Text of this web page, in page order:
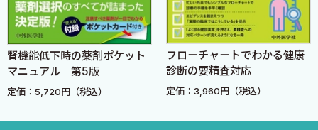
皆さまの診療の一助となれば，著者冥利に尽きます．
2026年4月
谷口智基
第一印象は？
腎臓診療フローチャート：尿検査異常の再現性
腎臓診療フローチャート：eGFR slope
腎臓診療フローチャート：2次検査
全体の総括
2 腎臓診療フローチャートに基づいた適切な指導は？ Case 2
腎機能低下時の薬剤ポケット
マニュアル 第5版
定価：5,720円（税込）
フローチャートでわかる健康
診断の要精査対応
定価：3,960円（税込）